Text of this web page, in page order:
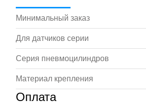
Минимальный заказ
Для датчиков серии
Серия пневмоцилиндров
Материал крепления
Оплата